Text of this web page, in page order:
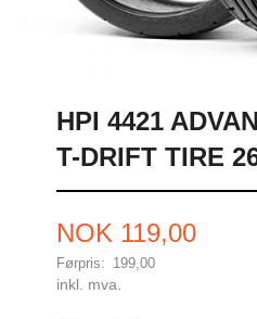
HPI 4421
T-DRIFT TIRE
Tilbud
NOK 119,00
Førpris: 199,00
Rabatt
inkl. mva.